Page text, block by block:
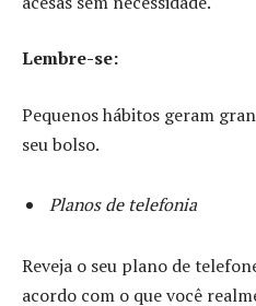
Lembre-se:
Pequenos hábitos geram
seu bolso.
Planos de telefonia
Reveja o seu plano de
acordo com o que você